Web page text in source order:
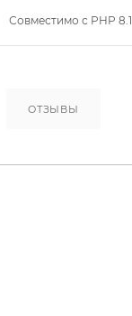
Совместимо с PHP 8.1
ОТЗЫВЫ